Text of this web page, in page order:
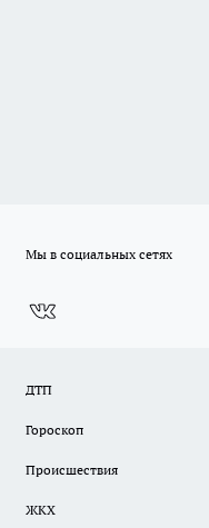
Мы в социальных сетях
ДТП
Гороскоп
Происшествия
ЖКХ